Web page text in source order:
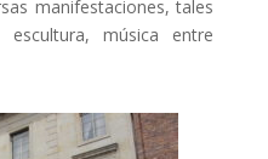
manifestaciones, tales
música entre